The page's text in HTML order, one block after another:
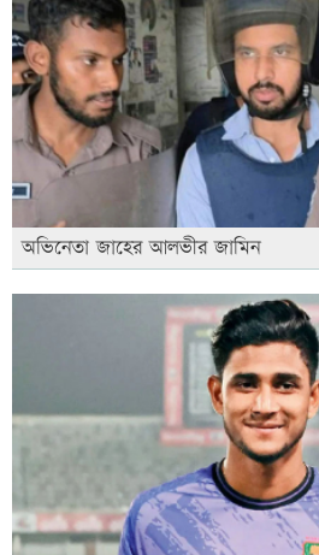
অভিনেতা জাহের আলভীর জামিন